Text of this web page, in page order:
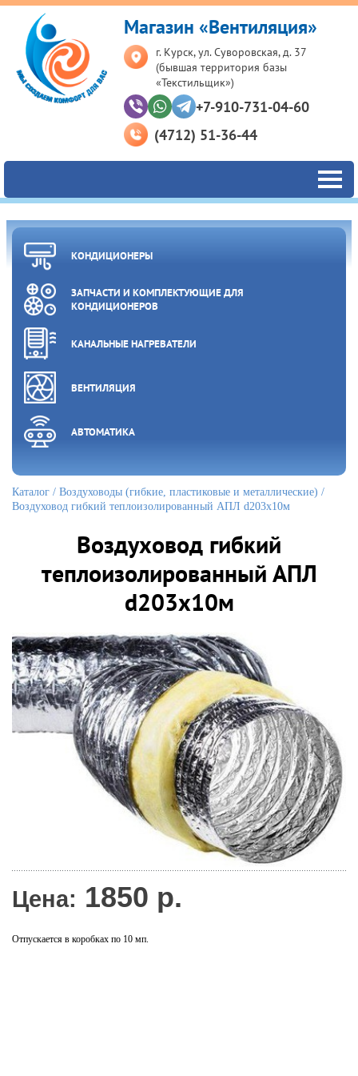
Магазин «Вентиляция»
г. Курск, ул. Суворовская, д. 37
(бывшая территория базы
«Текстильщик»)
+7-910-731-04-60
(4712) 51-36-44
КОНДИЦИОНЕРЫ
ЗАПЧАСТИ И КОМПЛЕКТУЮЩИЕ ДЛЯ
КОНДИЦИОНЕРОВ
КАНАЛЬНЫЕ НАГРЕВАТЕЛИ
ВЕНТИЛЯЦИЯ
АВТОМАТИКА
Каталог / Воздуховоды (гибкие, пластиковые и металлические) /
Воздуховод гибкий теплоизолированный АПЛ d203х10м
Воздуховод гибкий
теплоизолированный АПЛ
d203х10м
Цена: 1850 р.
Отпускается в коробках по 10 мп.